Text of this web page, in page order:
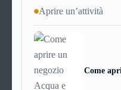
Aprire un’attività
Come